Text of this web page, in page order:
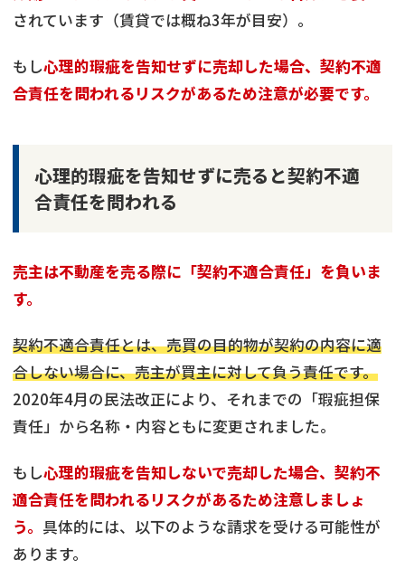
されています（賃貸では概ね3年が目安）。
もし心理的瑕疵を告知せずに売却した場合、契約不適
合責任を問われるリスクがあるため注意が必要です。
心理的瑕疵を告知せずに売ると契約不適
合責任を問われる
売主は不動産を売る際に「契約不適合責任」を負いま
す。
契約不適合責任とは、売買の目的物が契約の内容に適
合しない場合に、売主が買主に対して負う責任です。
2020年4月の民法改正により、それまでの「瑕疵担保
責任」から名称・内容ともに変更されました。
もし心理的瑕疵を告知しないで売却した場合、契約不
適合責任を問われるリスクがあるため注意しましょ
う。 具体的には、以下のような請求を受ける可能性が
あります。